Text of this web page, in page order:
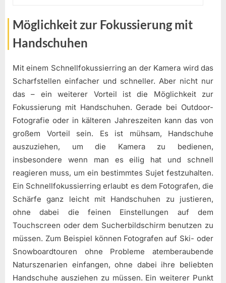
Möglichkeit zur Fokussierung mit
Handschuhen
Mit einem Schnellfokussierring an der Kamera wird das
Scharfstellen einfacher und schneller. Aber nicht nur
das – ein weiterer Vorteil ist die Möglichkeit zur
Fokussierung mit Handschuhen. Gerade bei Outdoor-
Fotografie oder in kälteren Jahreszeiten kann das von
großem Vorteil sein. Es ist mühsam, Handschuhe
auszuziehen, um die Kamera zu bedienen,
insbesondere wenn man es eilig hat und schnell
reagieren muss, um ein bestimmtes Sujet festzuhalten.
Ein Schnellfokussierring erlaubt es dem Fotografen, die
Schärfe ganz leicht mit Handschuhen zu justieren,
ohne dabei die feinen Einstellungen auf dem
Touchscreen oder dem Sucherbildschirm benutzen zu
müssen. Zum Beispiel können Fotografen auf Ski- oder
Snowboardtouren ohne Probleme atemberaubende
Naturszenarien einfangen, ohne dabei ihre beliebten
Handschuhe ausziehen zu müssen. Ein weiterer Punkt